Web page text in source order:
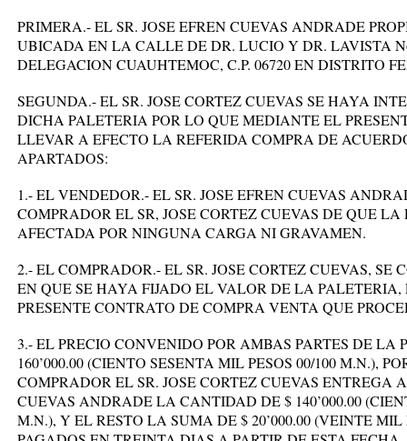
PRIMERA.- EL SR. JOSE EFREN CUEVAS ANDRADE
UBICADA EN LA CALLE DE DR. LUCIO Y DR. LAVISTA
DELEGACION CUAUHTEMOC, C.P. 06720 EN DISTRITO
SEGUNDA.- EL SR. JOSE CORTEZ CUEVAS SE HAYA
DICHA PALETERIA POR LO QUE MEDIANTE EL
LLEVAR A EFECTO LA REFERIDA COMPRA DE
APARTADOS:
1.- EL VENDEDOR.- EL SR. JOSE EFREN CUEVAS
COMPRADOR EL SR, JOSE CORTEZ CUEVAS DE QUE
AFECTADA POR NINGUNA CARGA NI GRAVAMEN.
2.- EL COMPRADOR.- EL SR. JOSE CORTEZ CUEVAS, SE
EN QUE SE HAYA FIJADO EL VALOR DE LA
PRESENTE CONTRATO DE COMPRA VENTA QUE
3.- EL PRECIO CONVENIDO POR AMBAS PARTES DE LA
160’000.00 (CIENTO SESENTA MIL PESOS 00/100 M.N.),
COMPRADOR EL SR. JOSE CORTEZ CUEVAS ENTREGA
CUEVAS ANDRADE LA CANTIDAD DE $ 140’000.00
M.N.), Y EL RESTO LA SUMA DE $ 20’000.00 (VEINTE MIL